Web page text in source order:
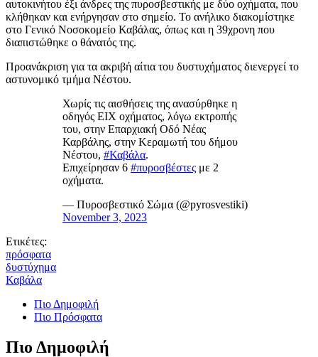
αυτοκινήτου έξι άνδρες της πυροσβεστικής με δύο οχήματα, που
κλήθηκαν και ενήργησαν στο σημείο. Το ανήλικο διακομίστηκε
στο Γενικό Νοσοκομείο Καβάλας, όπως και η 39χρονη που
διαπιστώθηκε ο θάνατός της.
Προανάκριση για τα ακριβή αίτια του δυστυχήματος διενεργεί το
αστυνομικό τμήμα Νέστου.
Χωρίς τις αισθήσεις της ανασύρθηκε η
οδηγός ΕΙΧ οχήματος, λόγω εκτροπής
του, στην Επαρχιακή Οδό Νέας
Καρβάλης, στην Κεραμωτή του δήμου
Νέστου, #Καβάλα.
Επιχείρησαν 6 #πυροσβέστες με 2
οχήματα.
— Πυροσβεστικό Σώμα (@pyrosvestiki)
November 3, 2023
Ετικέτες:
πρόσφατα
δυστύχημα
Καβάλα
Πιο Δημοφιλή
Πιο Πρόσφατα
Πιο Δημοφιλή